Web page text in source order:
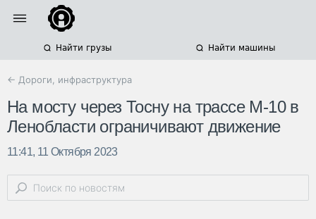
Найти грузы Найти машины
← Дороги, инфраструктура
На мосту через Тосну на трассе М-10 в
Ленобласти ограничивают движение
11:41, 11 Октября 2023